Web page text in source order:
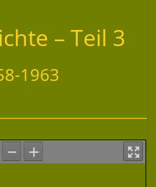
– Teil 3
1963